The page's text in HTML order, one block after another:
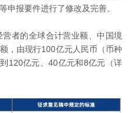
申报要件进行了修改及完善。
者的全球合计营业额、中国境
，由现行100亿元人民币（币种
120亿元、40亿元和8亿元（详